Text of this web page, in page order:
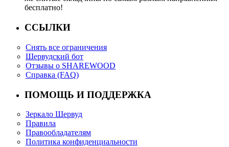
бесплатно!
ССЫЛКИ
Снять все ограничения
Шервудский бот
Отзывы о SHAREWOOD
Справка (FAQ)
ПОМОЩЬ И ПОДДЕРЖКА
Зеркало Шервуд
Правила
Правообладателям
Политика конфиденциальности